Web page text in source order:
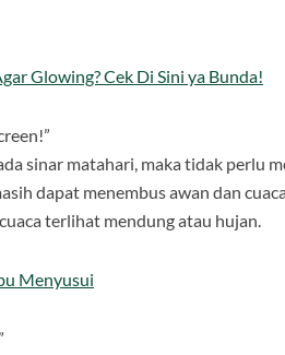
Glowing? Cek Di Sini ya Bunda!
sinar matahari, maka tidak perlu
dapat menembus awan dan
terlihat mendung atau hujan.
Menyusui